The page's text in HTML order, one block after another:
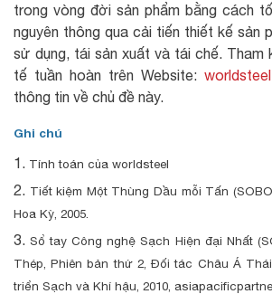
trong vòng đời sản phẩm bằng cách
nguyên thông qua cải tiến thiết kế sản
sử dụng, tái sản xuất và tái chế. Tham
tế tuần hoàn trên Website:
thông tin về chủ đề này.
Ghi chú
Tính toán của worldsteel
Tiết kiệm Một Thùng Dầu mỗi Tấn
Hoa Kỳ, 2005.
Sổ tay Công nghệ Sạch Hiện đại Nhất
Thép, Phiên bản thứ 2, Đối tác Châu Á
triển Sạch và Khí hậu, 2010,